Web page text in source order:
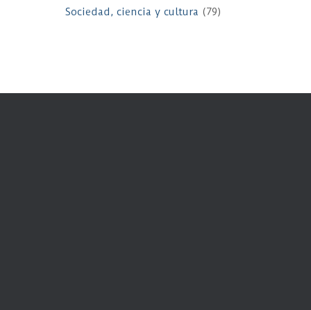
Sociedad, ciencia y cultura (79)